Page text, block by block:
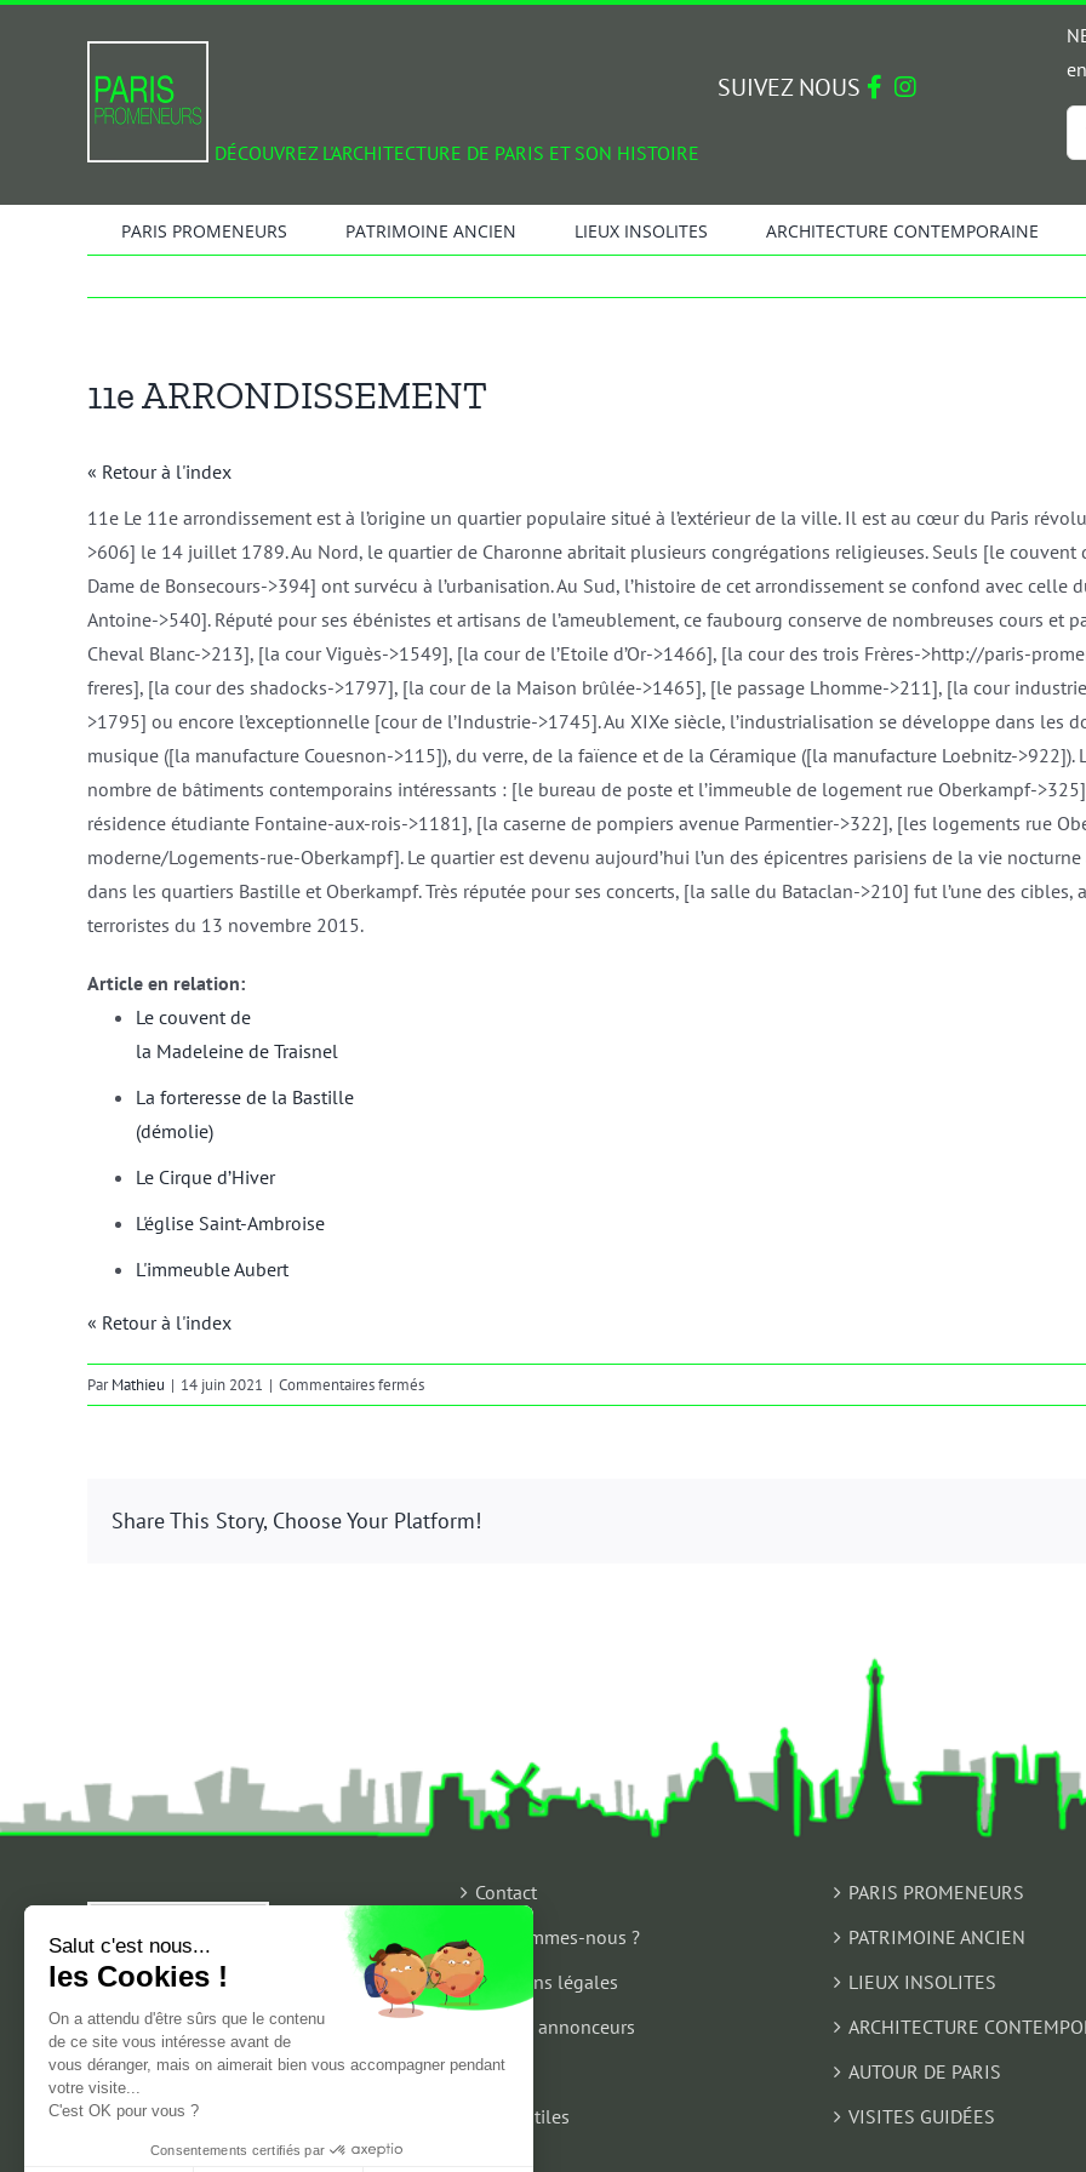
DÉCOUVREZ L'ARCHITECTURE DE PARIS ET SON HISTOIRE
SUIVEZ NOUS
*
PARIS PROMENEURS PATRIMOINE ANCIEN LIEUX INSOLITES ARCHITECTURE CONTEMPORAINE
11e ARRONDISSEMENT
« Retour à l'index
11e Le 11e arrondissement est à l’origine un quartier populaire situé à l’extérieur de la ville. Il est au cœur du Paris
>606] le 14 juillet 1789. Au Nord, le quartier de Charonne abritait plusieurs congrégations religieuses. Seuls [le
Dame de Bonsecours->394] ont survécu à l’urbanisation. Au Sud, l’histoire de cet arrondissement se confond avec celle
Antoine->540]. Réputé pour ses ébénistes et artisans de l’ameublement, ce faubourg conserve de nombreuses cours et
Cheval Blanc->213], [la cour Viguès->1549], [la cour de l’Etoile d’Or->1466], [la cour des trois Frères->http://paris-
freres], [la cour des shadocks->1797], [la cour de la Maison brûlée->1465], [le passage Lhomme->211], [la cour
>1795] ou encore l’exceptionnelle [cour de l’Industrie->1745]. Au XIXe siècle, l’industrialisation se développe dans les
musique ([la manufacture Couesnon->115]), du verre, de la faïence et de la Céramique ([la manufacture Loebnitz-
nombre de bâtiments contemporains intéressants : [le bureau de poste et l’immeuble de logement rue Oberkampf-
résidence étudiante Fontaine-aux-rois->1181], [la caserne de pompiers avenue Parmentier->322], [les logements rue
moderne/Logements-rue-Oberkampf]. Le quartier est devenu aujourd’hui l’un des épicentres parisiens de la vie
dans les quartiers Bastille et Oberkampf. Très réputée pour ses concerts, [la salle du Bataclan->210] fut l’une des
terroristes du 13 novembre 2015.
Article en relation:
Le couvent de
la Madeleine de Traisnel
La forteresse de la Bastille
(démolie)
Le Cirque d’Hiver
L'église Saint-Ambroise
L'immeuble Aubert
« Retour à l'index
ParMathieu | 14 juin 2021 | Commentaires ferméssur
11e
Share This Story, Choose Your Platform!
Contact
Qui sommes-nous ?
Mentions légales
Espace annonceurs
CGV
Liens utiles
PARIS PROMENEURS
PATRIMOINE ANCIEN
LIEUX INSOLITES
ARCHITECTURE
AUTOUR DE PARIS
VISITES GUIDÉES
Salut c'est nous...
les Cookies !
On a attendu d'être sûrs que le contenu
de ce site vous intéresse avant de
vous déranger, mais on aimerait bien vous accompagner pendant
votre visite...
C'est OK pour vous ?
Consentements certifiés par